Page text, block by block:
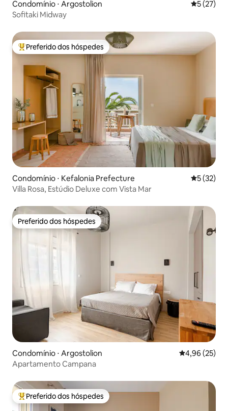
Condomínio ⋅ Argostolion 5 de uma
5 (27)
Sofitaki Midway
Entre os melhores preferidos dos hóspedes
Preferido dos hóspedes
Condomínio ⋅ Kefalonia Prefecture 5 de uma
5 (32)
Villa Rosa, Estúdio Deluxe com Vista Mar
Preferido dos hóspedes
Preferido dos hóspedes
Condomínio ⋅ Argostolion 4,96 de uma
4,96 (25)
Apartamento Campana
Entre os melhores preferidos dos hóspedes
Preferido dos hóspedes